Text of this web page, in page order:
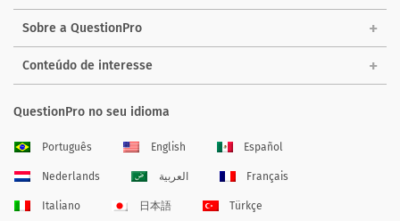
Sobre a QuestionPro
Conteúdo de interesse
QuestionPro no seu idioma
Português English Español
Nederlands العربية Français
Italiano 日本語 Türkçe